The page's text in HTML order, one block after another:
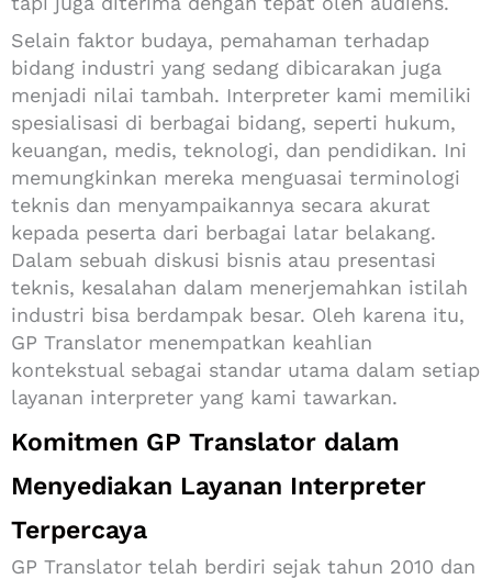
Selain faktor budaya, pemahaman terhadap
bidang industri yang sedang dibicarakan juga
menjadi nilai tambah. Interpreter kami memiliki
spesialisasi di berbagai bidang, seperti hukum,
keuangan, medis, teknologi, dan pendidikan. Ini
memungkinkan mereka menguasai terminologi
teknis dan menyampaikannya secara akurat
kepada peserta dari berbagai latar belakang.
Dalam sebuah diskusi bisnis atau presentasi
teknis, kesalahan dalam menerjemahkan istilah
industri bisa berdampak besar. Oleh karena itu,
GP Translator menempatkan keahlian
kontekstual sebagai standar utama dalam setiap
layanan interpreter yang kami tawarkan.
Komitmen GP Translator dalam
Menyediakan Layanan Interpreter
Terpercaya
GP Translator telah berdiri sejak tahun 2010 dan